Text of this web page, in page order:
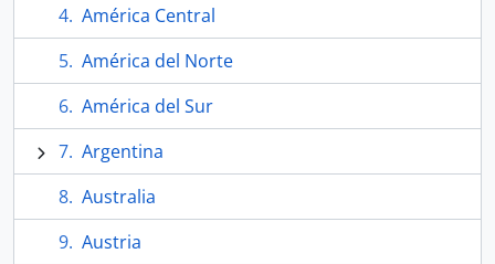
América Central
América del Norte
América del Sur
Argentina
Australia
Austria